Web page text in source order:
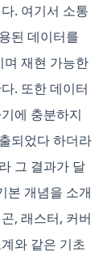
. 여기서 소통
된 데이터를
며 재현 가능한
. 또한 데이터
에 충분하지
되었다 하더라
그 결과가 달
본 개념을 소개
, 래스터, 커버
와 같은 기초